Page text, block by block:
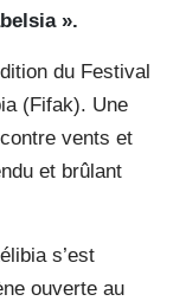
».
du Festival
(Fifak). Une
vents et
et brûlant
s’est
ouverte au